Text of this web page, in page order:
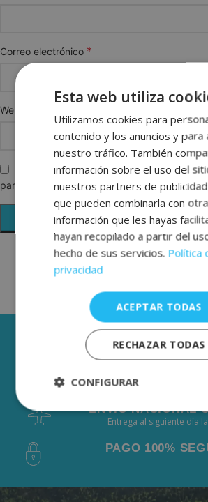
Correo electrónico *
Web
Guarda mi nombre, correo electrónico y
para la próxima vez que comente.
3 AÑOS DE
De 2 a 3 días
ENVÍO NACIONAL
Entrega al siguiente día
PAGO 100%
Esta web utiliza
Utilizamos cookies para
contenido y los anuncios y para
nuestro tráfico. También
información sobre el uso del
nuestros partners de
que pueden combinarla con otra
información que les hayas
hayan recopilado a partir del
hecho de sus servicios. Política
privacidad
ACEPTAR TODAS
RECHAZAR TODAS
CONFIGURAR
Estrictamente
necesarias